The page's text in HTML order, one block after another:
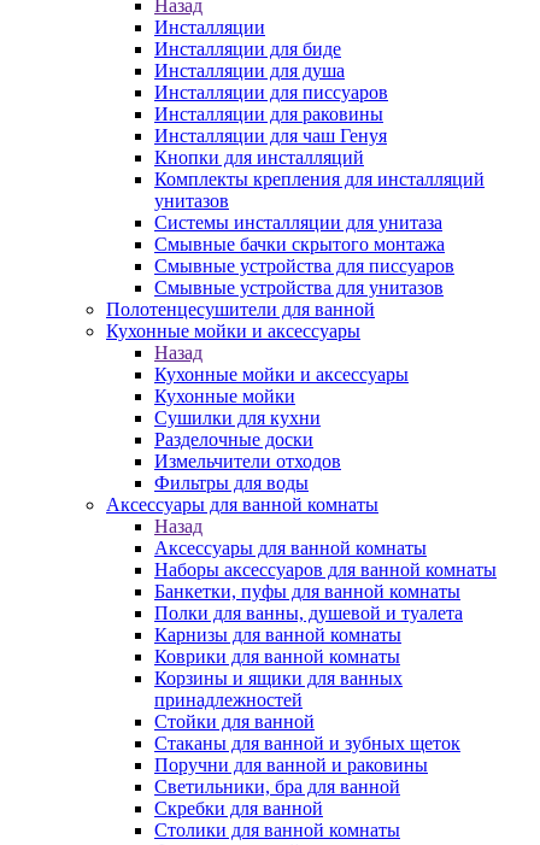
Назад
Инсталляции
Инсталляции для биде
Инсталляции для душа
Инсталляции для писсуаров
Инсталляции для раковины
Инсталляции для чаш Генуя
Кнопки для инсталляций
Комплекты крепления для инсталляций
унитазов
Системы инсталляции для унитаза
Смывные бачки скрытого монтажа
Смывные устройства для писсуаров
Смывные устройства для унитазов
Полотенцесушители для ванной
Кухонные мойки и аксессуары
Назад
Кухонные мойки и аксессуары
Кухонные мойки
Сушилки для кухни
Разделочные доски
Измельчители отходов
Фильтры для воды
Аксессуары для ванной комнаты
Назад
Аксессуары для ванной комнаты
Наборы аксессуаров для ванной комнаты
Банкетки, пуфы для ванной комнаты
Полки для ванны, душевой и туалета
Карнизы для ванной комнаты
Коврики для ванной комнаты
Корзины и ящики для ванных
принадлежностей
Стойки для ванной
Стаканы для ванной и зубных щеток
Поручни для ванной и раковины
Светильники, бра для ванной
Скребки для ванной
Столики для ванной комнаты